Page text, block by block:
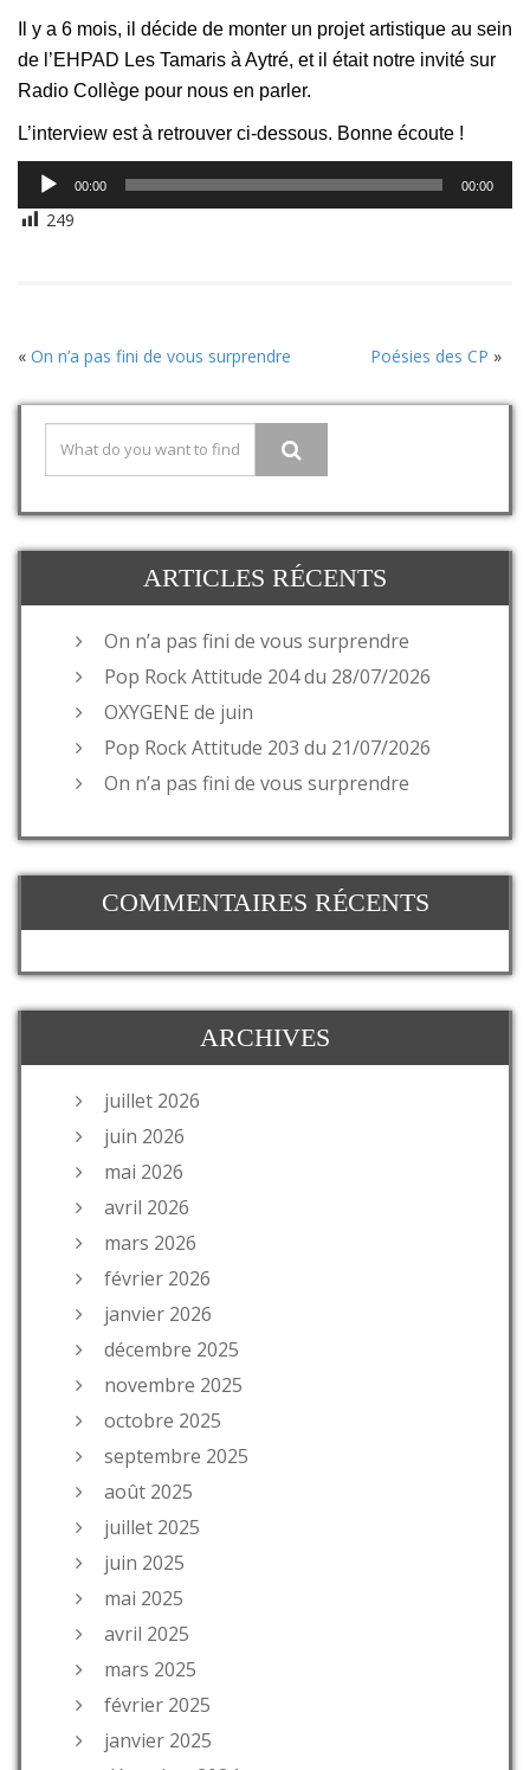
Il y a 6 mois, il décide de monter un projet artistique au sein
de l’EHPAD Les Tamaris à Aytré, et il était notre invité sur
Radio Collège pour nous en parler.
L’interview est à retrouver ci-dessous. Bonne écoute !
Lecteur
audio
00:00 00:00
249
« On n’a pas fini de vous surprendre Poésies des CP »
ARTICLES RÉCENTS
On n’a pas fini de vous surprendre
Pop Rock Attitude 204 du 28/07/2026
OXYGENE de juin
Pop Rock Attitude 203 du 21/07/2026
On n’a pas fini de vous surprendre
COMMENTAIRES RÉCENTS
ARCHIVES
juillet 2026
juin 2026
mai 2026
avril 2026
mars 2026
février 2026
janvier 2026
décembre 2025
novembre 2025
octobre 2025
septembre 2025
août 2025
juillet 2025
juin 2025
mai 2025
avril 2025
mars 2025
février 2025
janvier 2025